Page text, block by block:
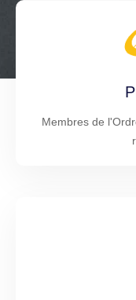
Membres de